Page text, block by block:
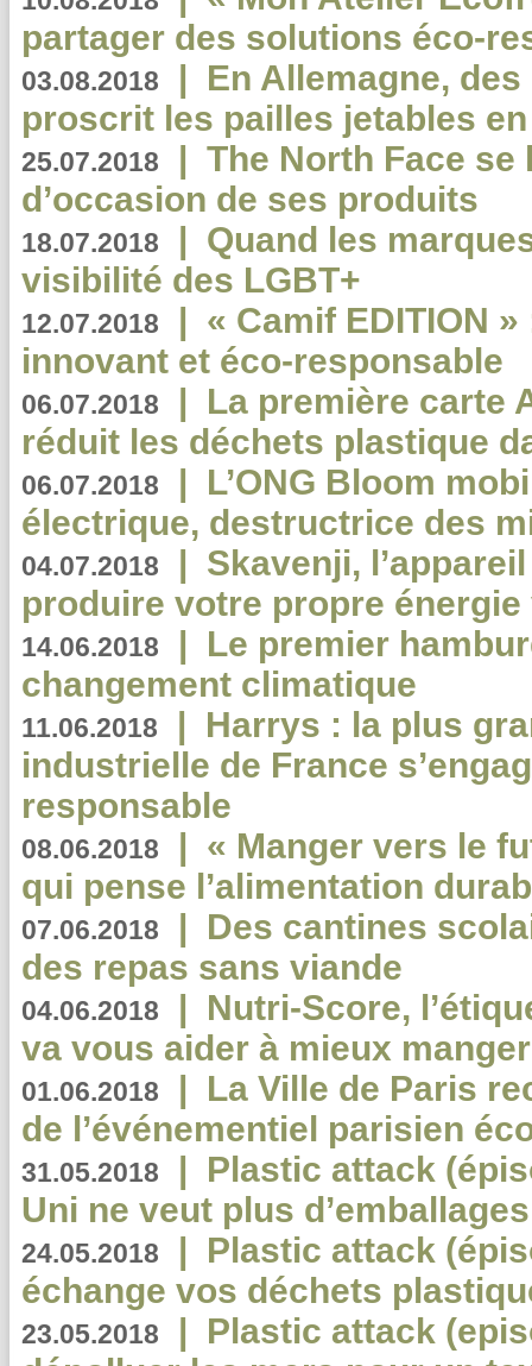
partager des solutions éco-
03.08.2018 | En Allemagne,
proscrit les pailles jetables
25.07.2018 | The North Face se
d’occasion de ses produits
18.07.2018 | Quand les
visibilité des LGBT+
12.07.2018 | « Camif EDITION
innovant et éco-responsable
06.07.2018 | La première carte
réduit les déchets plastique
06.07.2018 | L’ONG Bloom
électrique, destructrice des
04.07.2018 | Skavenji,
produire votre propre
14.06.2018 | Le premier
changement climatique
11.06.2018 | Harrys : la plus
industrielle de France
responsable
08.06.2018 | « Manger vers le
qui pense l’alimentation
07.06.2018 | Des cantines
des repas sans viande
04.06.2018 | Nutri-Score,
va vous aider à mieux
01.06.2018 | La Ville de Paris
de l’événementiel parisien
31.05.2018 | Plastic attack
Uni ne veut plus
24.05.2018 | Plastic attack
échange vos déchets
23.05.2018 | Plastic attack